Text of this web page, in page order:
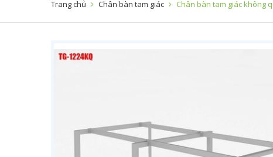
Trang chủ Chân bàn tam giác Chân bàn tam giác không